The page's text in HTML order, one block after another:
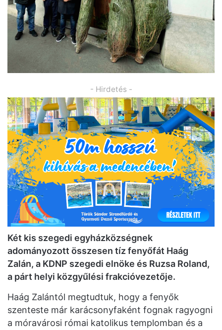
- Hirdetés -
Két kis szegedi egyházközségnek
adományozott összesen tíz fenyőfát Haág
Zalán, a KDNP szegedi elnöke és Ruzsa Roland,
a párt helyi közgyűlési frakcióvezetője.
Haág Zalántól megtudtuk, hogy a fenyők
szenteste már karácsonyfaként fognak ragyogni
a móravárosi római katolikus templomban és a